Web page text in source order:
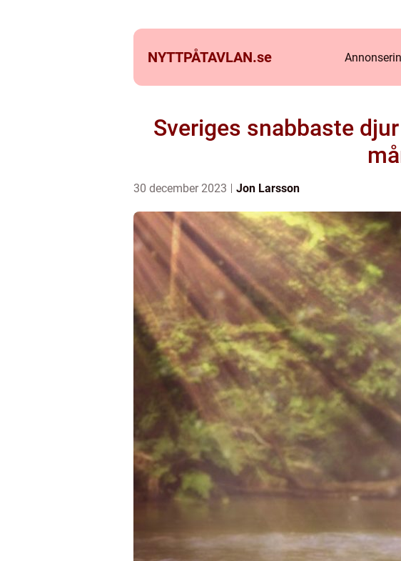
NYTTPÅTAVLAN.se
Sveriges snabbaste
30 december 2023 Jon Larsson